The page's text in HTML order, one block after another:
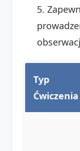
Typ
Ćwiczenia